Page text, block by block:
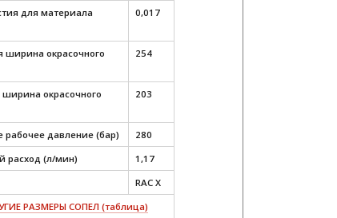
для материала
0,017
ширина окрасочного
254
окрасочного
203
рабочее давление (бар)
280
расход (л/мин)
1,17
RAC X
РАЗМЕРЫ СОПЕЛ (таблица)